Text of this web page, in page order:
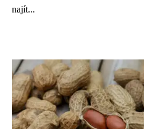
najít...